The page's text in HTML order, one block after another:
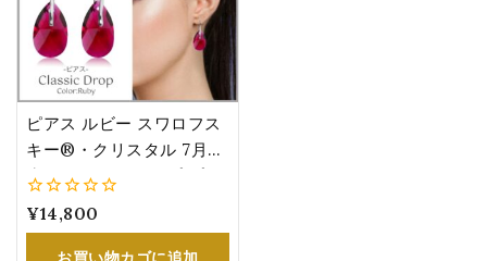
ピアス ルビー スワロフス
キー®・クリスタル 7月誕
生石カラー ドロップ プレ
0
5
¥14,800